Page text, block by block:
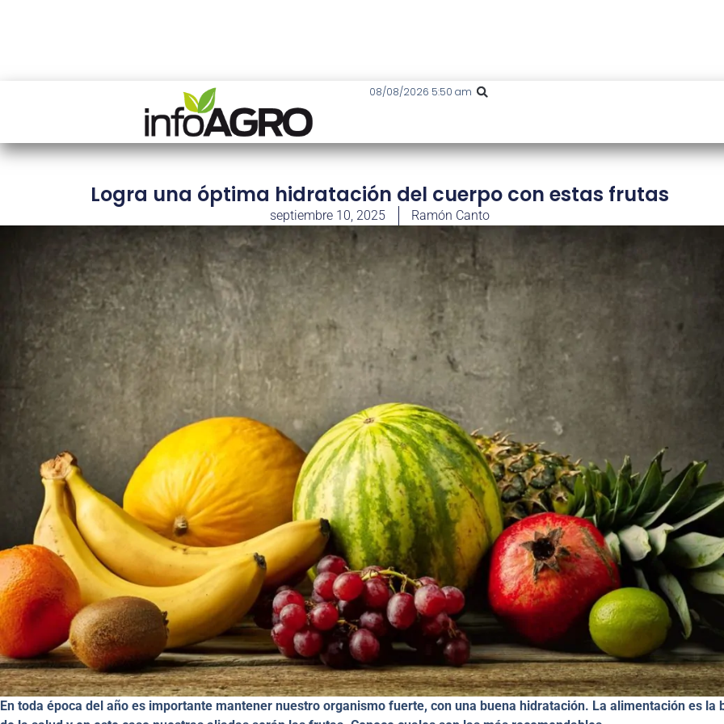
08/08/2026 5:50 am
Logra una óptima hidratación del cuerpo con estas frutas
septiembre 10, 2025 Ramón Canto
En toda época del año es importante mantener nuestro organismo fuerte, con una buena hidratación. La alimentación es la